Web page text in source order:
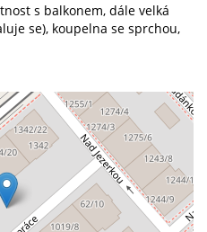
s balkonem, dále velká
se), koupelna se sprchou,